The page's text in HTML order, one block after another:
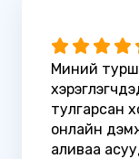
Миний
тулгарсан
онлайн
аливаа